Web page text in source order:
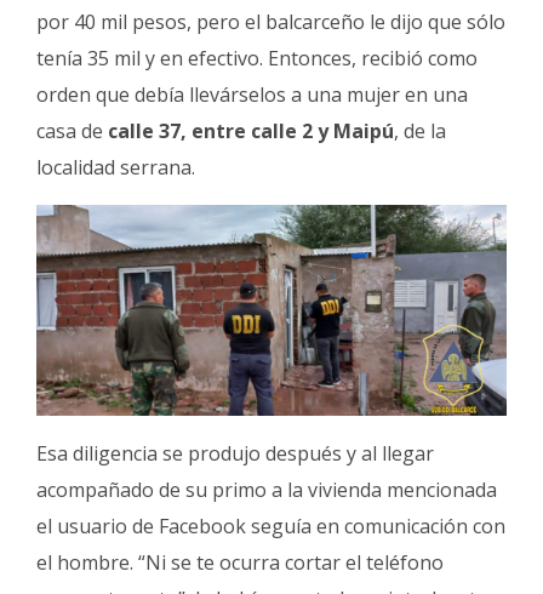
por 40 mil pesos, pero el balcarceño le dijo que sólo
tenía 35 mil y en efectivo. Entonces, recibió como
orden que debía llevárselos a una mujer en una
casa de calle 37, entre calle 2 y Maipú, de la
localidad serrana.
Esa diligencia se produjo después y al llegar
acompañado de su primo a la vivienda mencionada
el usuario de Facebook seguía en comunicación con
el hombre. “Ni se te ocurra cortar el teléfono